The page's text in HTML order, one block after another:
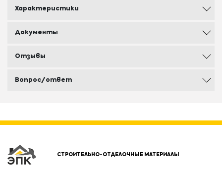
Характеристики
Документы
Отзывы
Вопрос/ответ
СТРОИТЕЛЬНО-ОТДЕЛОЧНЫЕ МАТЕРИАЛЫ